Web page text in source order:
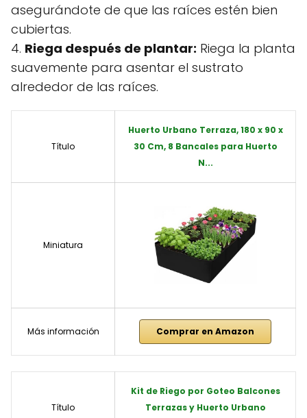
asegurándote de que las raíces estén bien
cubiertas.
4. Riega después de plantar: Riega la planta
suavemente para asentar el sustrato
alrededor de las raíces.
Título
Huerto Urbano Terraza, 180 x 90 x
30 Cm, 8 Bancales para Huerto
N...
Miniatura
Más información Comprar en Amazon
Título
Kit de Riego por Goteo Balcones
Terrazas y Huerto Urbano